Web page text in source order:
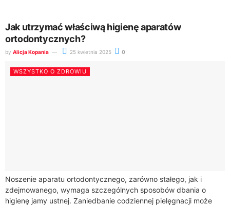
Jak utrzymać właściwą higienę aparatów
ortodontycznych?
by Alicja Kopania 25 kwietnia 2025 0
WSZYSTKO O ZDROWIU
Noszenie aparatu ortodontycznego, zarówno stałego, jak i
zdejmowanego, wymaga szczególnych sposobów dbania o
higienę jamy ustnej. Zaniedbanie codziennej pielęgnacji może